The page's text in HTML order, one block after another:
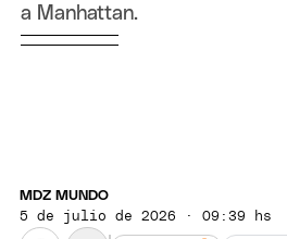
a Manhattan.
MDZ MUNDO
5 de julio de 2026 · 09:39 hs